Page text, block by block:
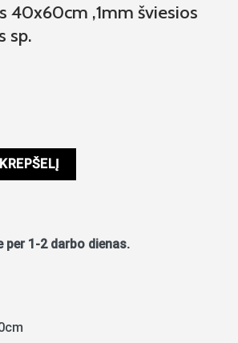
40x60cm ,1mm šviesios
sp.
filcas 40x60cm ,1mm šviesios turkio
per 1-2 darbo dienas.